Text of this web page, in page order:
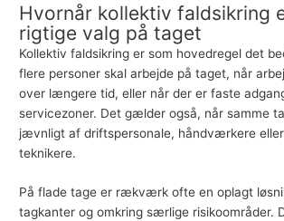
Hvornår kollektiv faldsikring
rigtige valg på taget
Kollektiv faldsikring er som hovedregel det
flere personer skal arbejde på taget, når
over længere tid, eller når der er faste
servicezoner. Det gælder også, når samme
jævnligt af driftspersonale, håndværkere
teknikere.
På flade tage er rækværk ofte en oplagt
tagkanter og omkring særlige risikoområder.